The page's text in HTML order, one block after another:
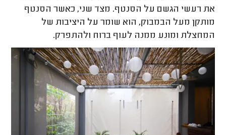
את רעשי הגשם על הסנטף. מצד שני, כאשר הסנטף
מותקן מעל הבמבוק, הוא שומר על היציבות של
המחצלת ומונע ממנה לעוף ברוח ולהתפרק.